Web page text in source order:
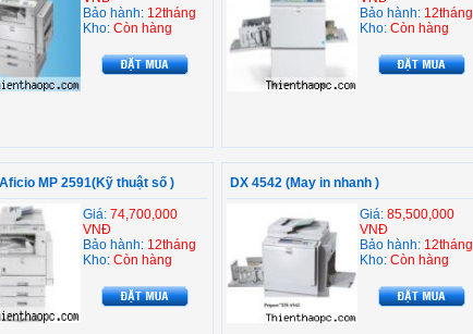
Bảo hành: 12tháng
Kho: Còn hàng
Bảo hành: 12tháng
Kho: Còn hàng
MP 2591(Kỹ thuật số )
Giá: 74,700,000
VNĐ
Bảo hành: 12tháng
Kho: Còn hàng
DX 4542 (May in nhanh )
Giá: 85,500,000
VNĐ
Bảo hành: 12tháng
Kho: Còn hàng